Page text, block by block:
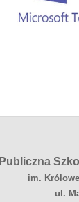
Publiczna
im.
ul.